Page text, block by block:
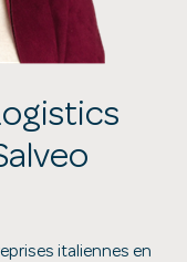
italiennes en